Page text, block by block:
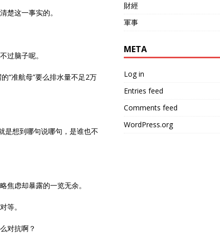
楚这一事实的。
过脑子呢。
“准航母”要么排水量不足2万
是想到哪句说哪句，是谁也不
焦虑却暴露的一览无余。
等。
对抗啊？
財經
軍事
META
Log in
Entries feed
Comments feed
WordPress.org